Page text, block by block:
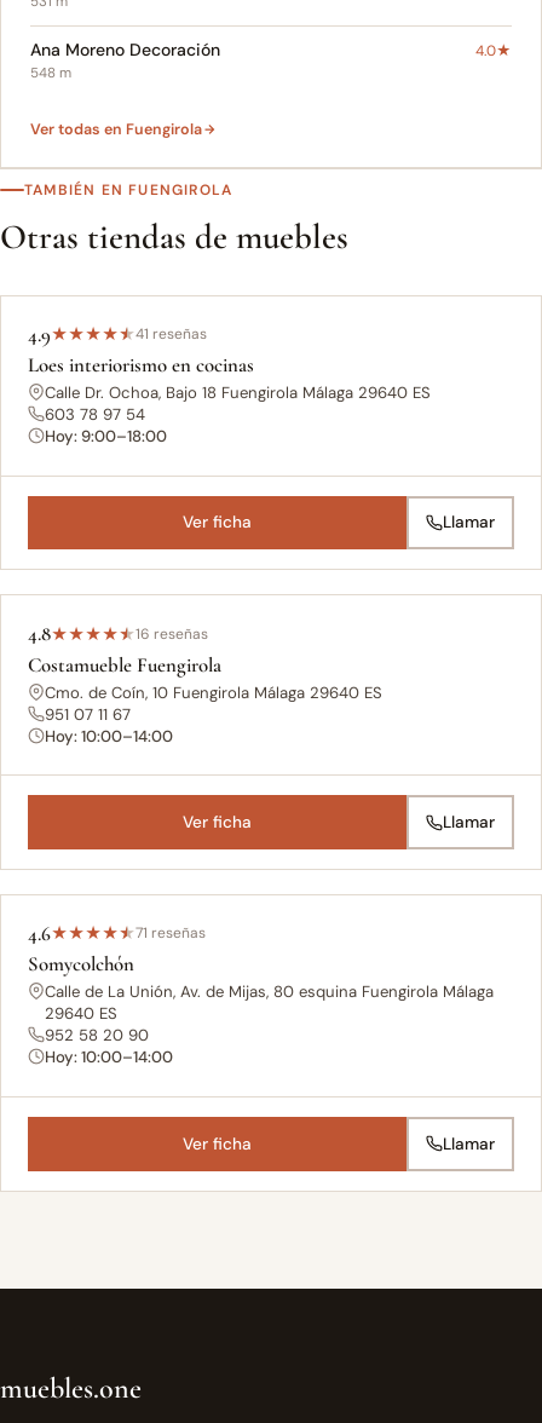
Ana Moreno Decoración 4.0★
548 m
Ver todas en Fuengirola
TAMBIÉN EN FUENGIROLA
Otras tiendas de muebles
4.9★★★★★41 reseñas
Loes interiorismo en cocinas
Calle Dr. Ochoa, Bajo 18 Fuengirola Málaga 29640 ES
603 78 97 54
Hoy: 9:00–18:00
Ver ficha Llamar
4.8★★★★★16 reseñas
Costamueble Fuengirola
Cmo. de Coín, 10 Fuengirola Málaga 29640 ES
951 07 11 67
Hoy: 10:00–14:00
Ver ficha Llamar
4.6★★★★★71 reseñas
Somycolchón
Calle de La Unión, Av. de Mijas, 80 esquina Fuengirola Málaga
29640 ES
952 58 20 90
Hoy: 10:00–14:00
Ver ficha Llamar
muebles.one